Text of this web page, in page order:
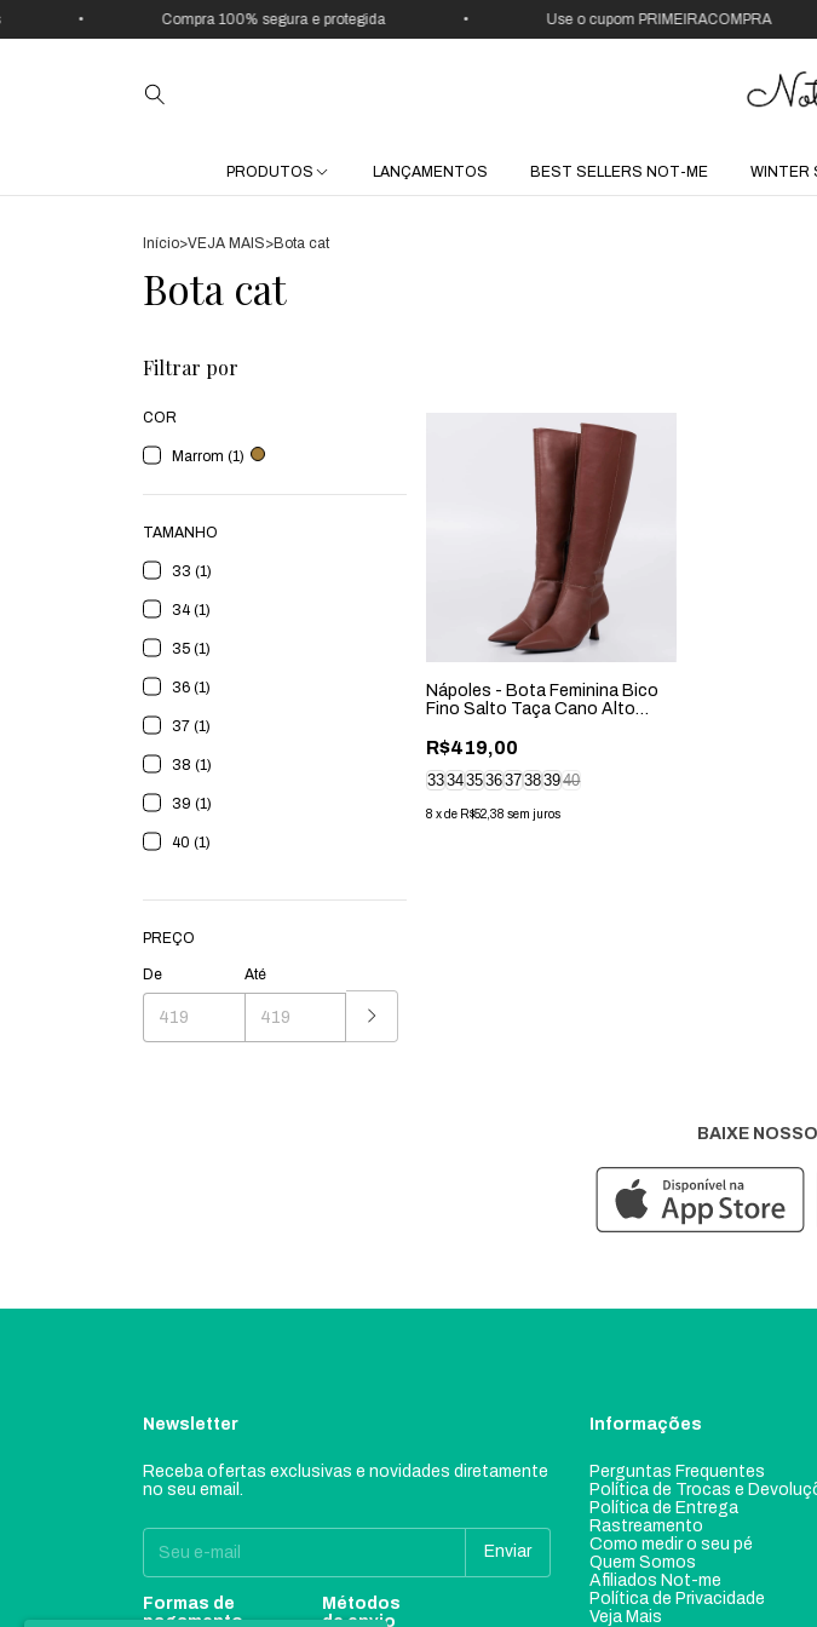
Compra 100% segura e protegida Use o cupom PRIMEIRACOMPRA
PRODUTOS LANÇAMENTOS BEST SELLERS NOT-ME WINTER
Início>VEJA MAIS>Bota cat
Bota cat
Filtrar por
COR
Marrom (1)
TAMANHO
33 (1)
34 (1)
35 (1)
36 (1)
37 (1)
38 (1)
39 (1)
40 (1)
PREÇO
De Até
Nápoles - Bota Feminina Bico
Fino Salto Taça Cano Alto
R$419,00
3334353637383940
8 xde R$52,38 sem juros
BAIXE
Newsletter
Receba ofertas exclusivas e novidades diretamente
no seu email.
Informações
Perguntas Frequentes
Política de Trocas e
Política de Entrega
Rastreamento
Como medir o seu pé
Quem Somos
Afiliados Not-me
Política de Privacidade
Veja Mais
Formas de
pagamento
Métodos
de envio